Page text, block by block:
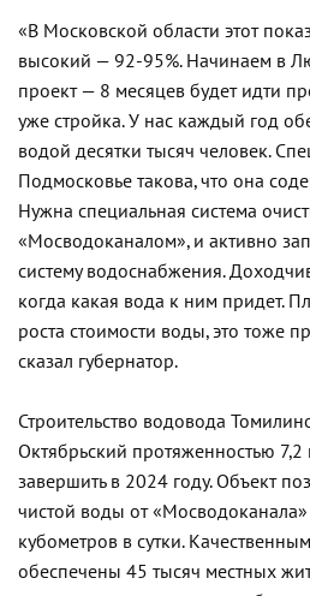
«В Московской области этот
высокий — 92-95%. Начинаем в
проект — 8 месяцев будет идти
уже стройка. У нас каждый год
водой десятки тысяч человек.
Подмосковье такова, что она
Нужна специальная система
«Мосводоканалом», и активно
систему водоснабжения.
когда какая вода к ним придет.
роста стоимости воды, это тоже
сказал губернатор.
Строительство водовода
Октябрьский протяженностью 7,2
завершить в 2024 году. Объект
чистой воды от
кубометров в сутки.
обеспечены 45 тысяч местных